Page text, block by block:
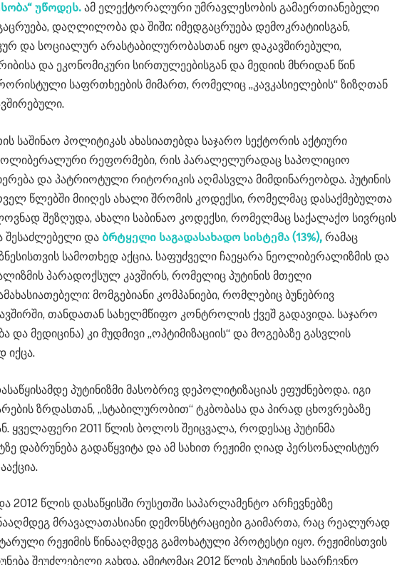
უწოდეს. ამ ელექტორალური უმრავლესობის გამაერთიანებელი
დაღლილობა და შიში: იმედგაცრუება დემოკრატიისგან,
და სოციალურ არასტაბილურობასთან იყო დაკავშირებული,
და ეკონომიკური სირთულეებისგან და მედიის მხრიდან წინ
საფრთხეების მიმართ, რომელიც „კავკასიელების“ ზიზღთან
საშინაო პოლიტიკას ახასიათებდა საჯარო სექტორის აქტიური
რეფორმები, რის პარალელურადაც საპოლიციო
და პატრიოტული რიტორიკის აღმასვლა მიმდინარეობდა. პუტინის
წლებში მიიღეს ახალი შრომის კოდექსი, რომელმაც დასაქმებულთა
შეზღუდა, ახალი საბინაო კოდექსი, რომელმაც საქალაქო სივრცის
შესაძლებელი და ბრტყელი საგადასახადო სისტემა (13%), რამაც
სამოთხედ აქცია. საფუძველი ჩაეყარა ნეოლიბერალიზმის და
პარადოქსულ კავშირს, რომელიც პუტინის მთელი
მომგებიანი კომპანიები, რომლებიც ბუნებრივ
თანდათან სახელმწიფო კონტროლის ქვეშ გადავიდა. საჯარო
და მედიცინა) კი მუდმივი „ოპტიმიზაციის“ და მოგებაზე გასვლის
იქცა.
პუტინიზმი მასობრივ დეპოლიტიზაციას ეფუძნებოდა. იგი
ზრდასთან, „სტაბილურობით“ ტკბობასა და პირად ცხოვრებაზე
ყველაფერი 2011 წლის ბოლოს შეიცვალა, როდესაც პუტინმა
დაბრუნება გადაწყვიტა და ამ სახით რეჟიმი ღიად პერსონალისტურ
2012 წლის დასაწყისში რუსეთში საპარლამენტო არჩევნებზე
მრავალათასიანი დემონსტრაციები გაიმართა, რაც რეალურად
რეჟიმის წინააღმდეგ გამოხატული პროტესტი იყო. რეჟიმისთვის
შეუძლებელი გახდა, ამიტომაც 2012 წლის პუტინის საარჩევნო